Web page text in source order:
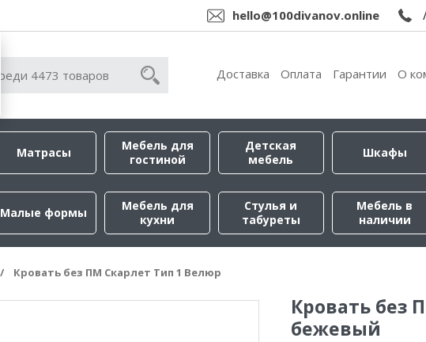
hello@100divanov.online
Доставка Оплата Гарантии О
Матрасы
Мебель для
гостиной
Детская
мебель
Шкафы
Малые формы
Мебель для
кухни
Стулья и
табуреты
Мебель в
наличии
Кровать без ПМ Скарлет Тип 1 Велюр
Кровать без
бежевый